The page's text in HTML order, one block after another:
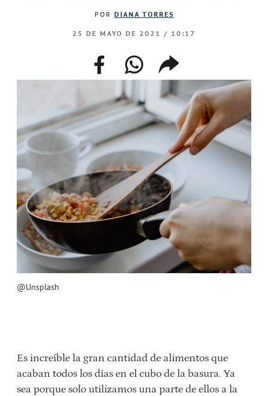
@Unsplash
POR DIANA TORRES
25 DE MAYO DE 2021 / 10:17
facebookwhatsappcompartir
enlace
Es increíble la gran cantidad de alimentos que
acaban todos los días en el cubo de la basura. Ya
sea porque solo utilizamos una parte de ellos a la